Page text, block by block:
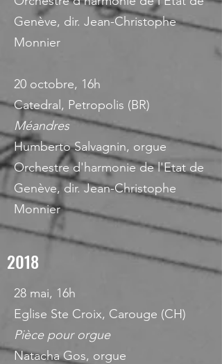
Genève, dir. Jean-Christophe
Monnier
20 octobre, 16h
Catedral, Petropolis (BR)
Méandres
Humberto Salvagnin, orgue
Orchestre d'harmonie de l'Etat de
Genève, dir. Jean-Christophe
Monnier
2018
28 mai, 16h
Eglise Ste Croix, Carouge (CH)
Pièce pour orgue
Natacha Gos, orgue